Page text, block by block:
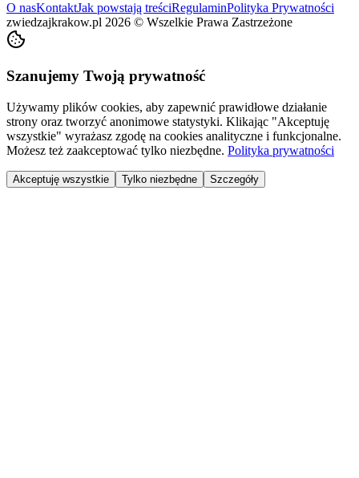
O nasKontaktJak powstają treściRegulaminPolityka Prywatności
zwiedzajkrakow.pl 2026 © Wszelkie Prawa Zastrzeżone
Szanujemy Twoją prywatność
Używamy plików cookies, aby zapewnić prawidłowe działanie
strony oraz tworzyć anonimowe statystyki. Klikając "Akceptuję
wszystkie" wyrażasz zgodę na cookies analityczne i funkcjonalne.
Możesz też zaakceptować tylko niezbędne. Polityka prywatności
Akceptuję wszystkie Tylko niezbędne Szczegóły